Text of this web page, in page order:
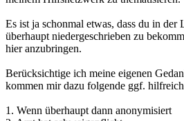
Es ist ja schonmal etwas, dass du in der
überhaupt niedergeschrieben zu
hier anzubringen.
Berücksichtige ich meine eigenen
kommen mir dazu folgende ggf.
1. Wenn überhaupt dann anonymisiert